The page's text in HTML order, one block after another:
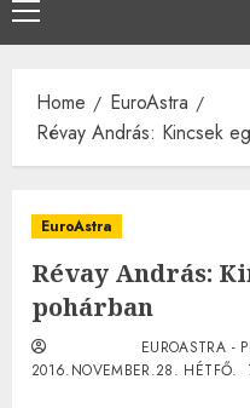
Primary
Menu
Home
EuroAstra
Révay András: Kincsek
EuroAstra
Révay András:
pohárban
EUROASTRA -
2016.NOVEMBER.28. HÉTFŐ.